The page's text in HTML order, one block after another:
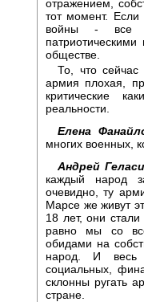
отражением,
тот момент.
войны - все
обществе.
То, что сейчас
армия плохая,
критические
реальности.
Елена
многих военных,
Андрей
каждый народ
очевидно, ту
Марсе же живут
18 лет, они
равно мы со
обидами на
народ. И весь
социальных,
склонны ругать
стране.